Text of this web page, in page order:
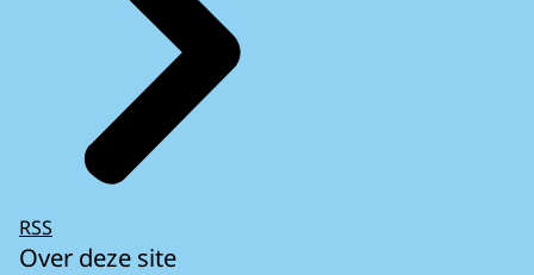
RSS
Over deze site